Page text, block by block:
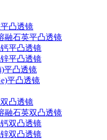
凸透镜
融石英平凸透镜
平凸透镜
平凸透镜
平凸透镜
平凸透镜
凸透镜
融石英双凸透镜
双凸透镜
双凸透镜